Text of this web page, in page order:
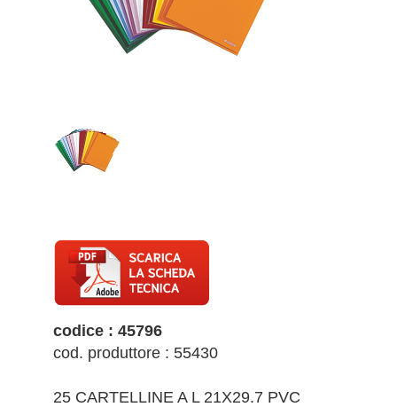
codice : 45796
cod. produttore : 55430
25 CARTELLINE A L 21X29.7 PVC